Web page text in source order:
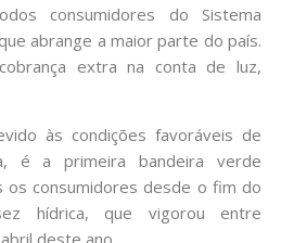
consumidores do Sistema
abrange a maior parte do país.
extra na conta de luz,
às condições favoráveis de
é a primeira bandeira verde
os consumidores desde o fim do
hídrica, que vigorou entre
deste ano.